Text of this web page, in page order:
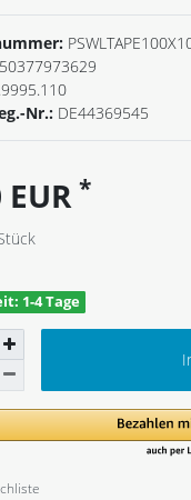
Nr.: DE44369545
*
1-4 Tage